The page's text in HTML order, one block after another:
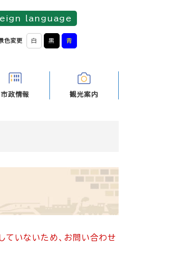
language
色変更 白 黒 青
市政情報 観光案内
ていないため、お問い合わせ